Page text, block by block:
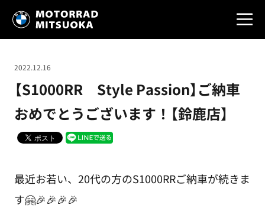
【S1000RR Style Passion】ご納車
おめでとうございます！【鈴鹿店】
2022.12.16
最近お若い、20代の方のS1000RRご納車が続きま
す🤗🎉🎉🎉🎉